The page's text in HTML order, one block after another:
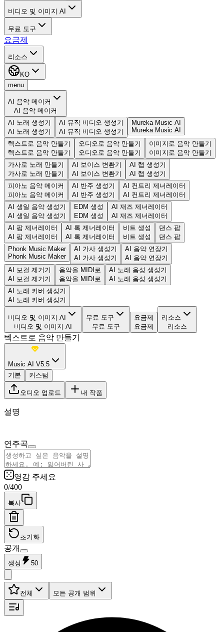
비디오 및 이미지 AI
무료 도구
요금제
리소스
KO
menu
AI 음악 메이커
AI 음악 메이커
AI 노래 생성기
AI 노래 생성기
AI 뮤직 비디오 생성기
AI 뮤직 비디오 생성기
Mureka Music AI
Mureka Music AI
텍스트로 음악 만들기
텍스트로 음악 만들기
오디오로 음악 만들기
오디오로 음악 만들기
이미지로 음악 만들기
이미지로 음악 만들기
가사로 노래 만들기
가사로 노래 만들기
AI 보이스 변환기
AI 보이스 변환기
AI 랩 생성기
AI 랩 생성기
피아노 음악 메이커
피아노 음악 메이커
AI 반주 생성기
AI 반주 생성기
AI 컨트리 제너레이터
AI 컨트리 제너레이터
AI 생일 음악 생성기
AI 생일 음악 생성기
EDM 생성
EDM 생성
AI 재즈 제너레이터
AI 재즈 제너레이터
AI 팝 제너레이터
AI 팝 제너레이터
AI 록 제너레이터
AI 록 제너레이터
비트 생성
비트 생성
댄스 팝
댄스 팝
Phonk Music Maker
Phonk Music Maker
AI 가사 생성기
AI 가사 생성기
AI 음악 연장기
AI 음악 연장기
AI 보컬 제거기
AI 보컬 제거기
음악을 MIDI로
음악을 MIDI로
AI 노래 음성 생성기
AI 노래 음성 생성기
AI 노래 커버 생성기
AI 노래 커버 생성기
비디오 및 이미지 AI
비디오 및 이미지 AI
무료 도구
무료 도구
요금제
요금제
리소스
리소스
텍스트로 음악 만들기
Music AI V5.5
기본
커스텀
오디오 업로드 내 작품
설명
연주곡
영감 주세요
0/400
복사
초기화
공개
생성 50
전체 모든 공개 범위